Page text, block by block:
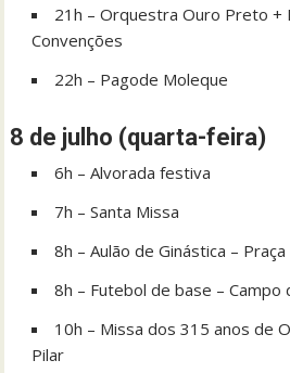
21h – Orquestra Ouro Preto +
Convenções
22h – Pagode Moleque
8 de julho (quarta-feira)
6h – Alvorada festiva
7h – Santa Missa
8h – Aulão de Ginástica –
8h – Futebol de base – Campo
10h – Missa dos 315 anos de
Pilar